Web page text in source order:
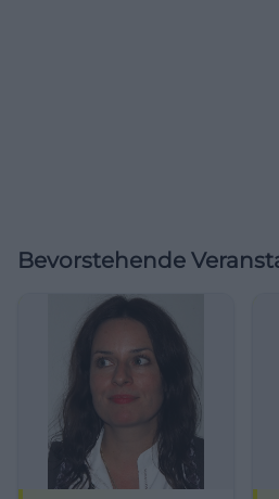
Bevorstehende